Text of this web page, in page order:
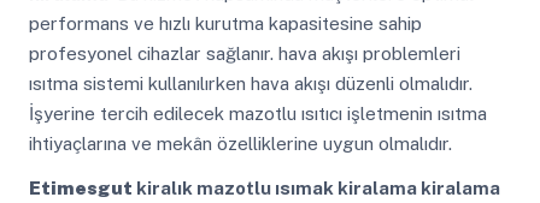
performans ve hızlı kurutma kapasitesine sahip
profesyonel cihazlar sağlanır. hava akışı problemleri
ısıtma sistemi kullanılırken hava akışı düzenli olmalıdır.
İşyerine tercih edilecek mazotlu ısıtıcı işletmenin ısıtma
ihtiyaçlarına ve mekân özelliklerine uygun olmalıdır.
Etimesgut kiralık mazotlu ısımak kiralama kiralama